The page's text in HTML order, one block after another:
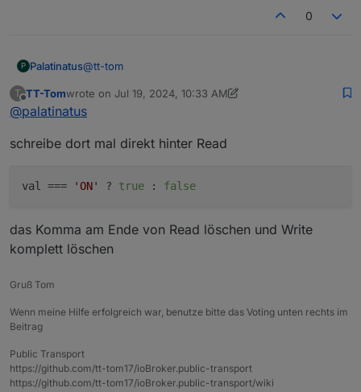
0
P Palatinatus@tt-tom
den Wechsel ebenfalls mitbekommt.
Konvertierungsfunktion entfernt. Geht immer noch
nicht.
T
Offline
TT-Tomwrote on Jul 19, 2024, 10:33 AM
last edited by TT-TomJul 19, 2024, 12:34 PM
@palatinatus
schreibe dort mal direkt hinter Read
val === 'ON' ? true : false
das Komma am Ende von Read löschen und Write
komplett löschen
Gruß Tom
Wenn meine Hilfe erfolgreich war, benutze bitte das Voting unten rechts im
Beitrag
Public Transport
https://github.com/tt-tom17/ioBroker.public-transport
https://github.com/tt-tom17/ioBroker.public-transport/wiki